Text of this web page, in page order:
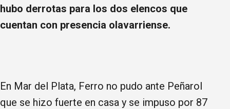
hubo derrotas para los dos elencos que
cuentan con presencia olavarriense.
En Mar del Plata, Ferro no pudo ante Peñarol
que se hizo fuerte en casa y se impuso por 87